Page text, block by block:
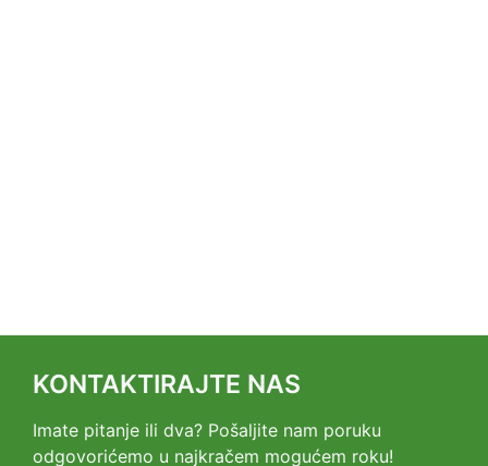
KONTAKTIRAJTE NAS
Imate pitanje ili dva? Pošaljite nam poruku
odgovorićemo u najkračem mogućem roku!